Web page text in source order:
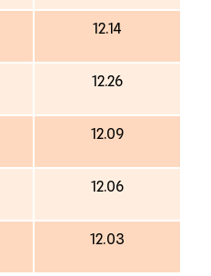
12.14
12.26
12.09
12.06
12.03